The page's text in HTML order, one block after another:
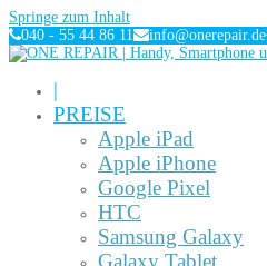
Springe zum Inhalt
040 - 55 44 86 11
info@onerepair.de
|
PREISE
Apple iPad
Apple iPhone
Google Pixel
HTC
Samsung Galaxy
Galaxy Tablet